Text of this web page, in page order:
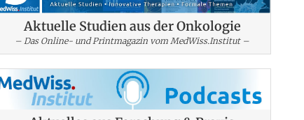
Aktuelle Studien aus der Onkologie
– Das Online- und Printmagazin vom MedWiss.Institut –